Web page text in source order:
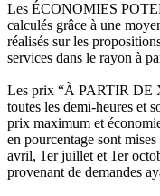
Les ÉCONOMIES
calculés grâce à une
réalisés sur les
services dans le rayon à
Les prix “À PARTIR DE
toutes les demi-heures et
prix maximum et
en pourcentage sont
avril, 1er juillet et 1er
provenant de demandes